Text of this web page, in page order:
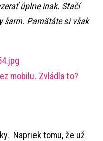
úplne inak. Stačí
šarm. Pamätáte si však
mobilu. Zvládla to?
Napriek tomu, že už